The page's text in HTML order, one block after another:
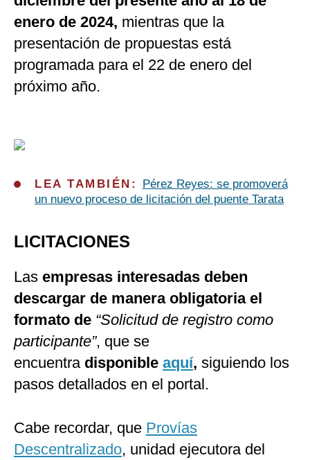
enero de 2024, mientras que la
presentación de propuestas está
programada para el 22 de enero del
próximo año.
LEA TAMBIÉN:
Pérez Reyes: se promoverá
un nuevo proceso de licitación del puente Tarata
LICITACIONES
Las empresas interesadas deben
descargar de manera obligatoria el
formato de “Solicitud de registro como
participante”, que se
encuentra disponible aquí, siguiendo los
pasos detallados en el portal.
Cabe recordar, que Provías
Descentralizado, unidad ejecutora del